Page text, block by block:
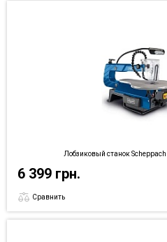
Лобзиковый станок
6 399 грн.
Сравнить